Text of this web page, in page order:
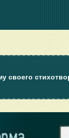
своего